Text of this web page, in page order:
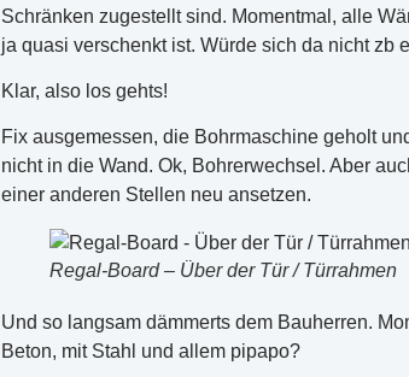
Schränken zugestellt sind. Momentmal, alle
ja quasi verschenkt ist. Würde sich da nicht zb
Klar, also los gehts!
Fix ausgemessen, die Bohrmaschine geholt
nicht in die Wand. Ok, Bohrerwechsel. Aber
einer anderen Stellen neu ansetzen.
Regal-Board – Über der Tür / Türrahmen
Und so langsam dämmerts dem Bauherren.
Beton, mit Stahl und allem pipapo?